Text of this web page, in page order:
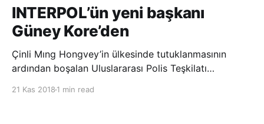
INTERPOL’ün yeni başkanı
Güney Kore’den
Çinli Mıng Hongvey’in ülkesinde tutuklanmasının
ardından boşalan Uluslararası Polis Teşkilatı
21 Kas 2018 1 min read